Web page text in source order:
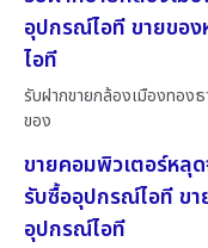
อุปกรณ์ไอที ขายขอ
ไอที
รับฝากขายกล้องเมืองทองธ
ของ
ขายคอมพิวเตอร์หลุ
รับซื้ออุปกรณ์ไอที ข
อุปกรณ์ไอที